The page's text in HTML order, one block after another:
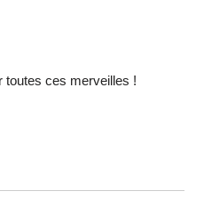
toutes ces merveilles !